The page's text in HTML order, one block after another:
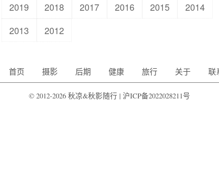
2019
2018 2017 2016 2015
2014
2013
2012
首页 摄影 后期 健康 旅行 关于 联
© 2012-2026 秋凉&秋影随行 | 沪ICP备2022028211号